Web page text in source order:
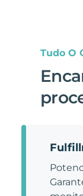
Tudo O